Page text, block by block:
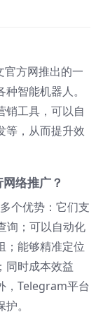
方网推出的一
智能机器人。
销工具，可以自
等，从而提升效
络推广？
个优势：它们支
询；可以自动化
；能够精准定位
同时成本效益
，Telegram平台
。